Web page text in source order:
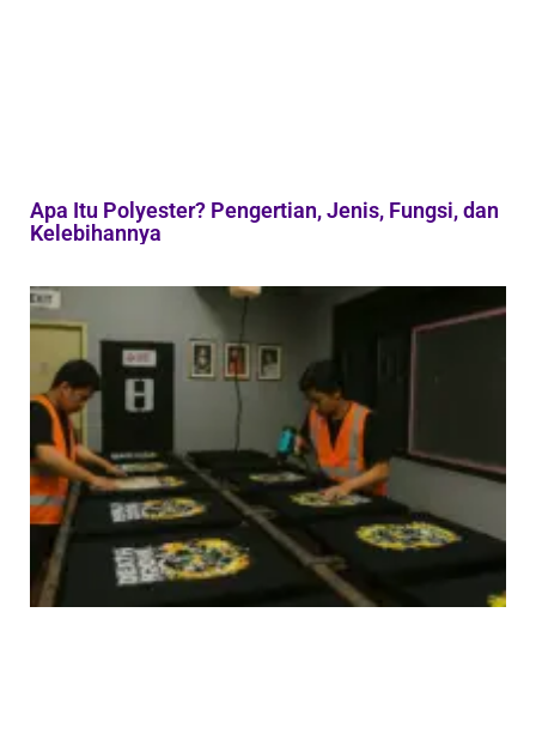
Apa Itu Polyester? Pengertian, Jenis, Fungsi, dan
Kelebihannya